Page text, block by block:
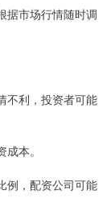
据市场行情随时调
不利，投资者可能
本。
例，配资公司可能